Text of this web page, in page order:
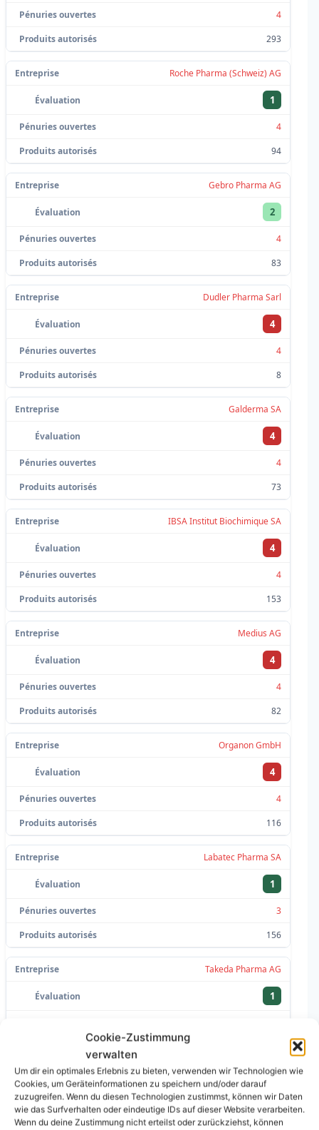
Cookie-Zustimmung
verwalten
Um dir ein optimales Erlebnis zu bieten, verwenden wir Technologien wie
Cookies, um Geräteinformationen zu speichern und/oder darauf
zuzugreifen. Wenn du diesen Technologien zustimmst, können wir Daten
wie das Surfverhalten oder eindeutige IDs auf dieser Website verarbeiten.
Wenn du deine Zustimmung nicht erteilst oder zurückziehst, können
4
293
Roche Pharma (Schweiz) AG
1
4
94
Gebro Pharma AG
2
4
83
Dudler Pharma Sarl
4
4
8
Galderma SA
4
4
73
IBSA Institut Biochimique SA
4
4
153
Medius AG
4
4
82
Organon GmbH
4
4
116
Labatec Pharma SA
1
3
156
Takeda Pharma AG
1
B. Braun Medical AG
4